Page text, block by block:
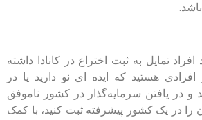
تمایل به ثبت اختراع در کانادا داشته
هستید که ایده ای نو دارید یا در
و در یافتن سرمایه‌گذار در کشور ناموفق
آن را در یک کشور پیشرفته ثبت کنید، با کمک